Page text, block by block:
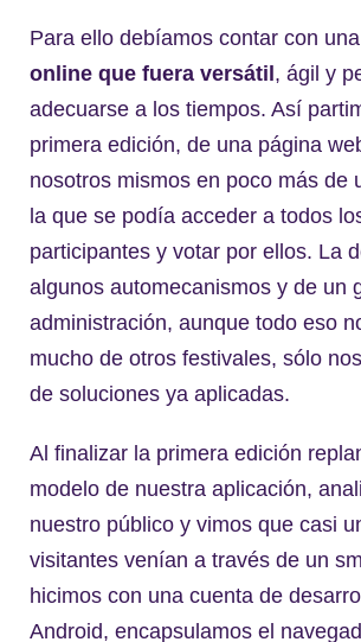
Para ello debíamos contar con una
online que fuera versátil, ágil y
adecuarse a los tiempos. Así
primera edición, de una página
nosotros mismos en poco más de
la que se podía acceder a todos
participantes y votar por ellos. La
algunos automecanismos y de un
administración, aunque todo eso
mucho de otros festivales, sólo
de soluciones ya aplicadas.
Al finalizar la primera edición
modelo de nuestra aplicación,
nuestro público y vimos que casi
visitantes venían a través de un
hicimos con una cuenta de
Android, encapsulamos el